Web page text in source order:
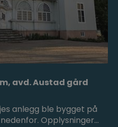
avd. Austad gård
anlegg ble bygget på
Opplysninger…